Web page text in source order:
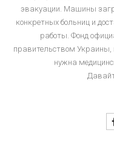
эвакуации. Машины
конкретных больниц и
работы. Фонд
правительством Украины,
нужна